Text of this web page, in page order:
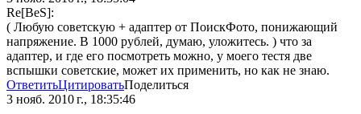
Re[BeS]:
( Любую советскую + адаптер от ПоискФото, понижающий
напряжение. В 1000 рублей, думаю, уложитесь. ) что за
адаптер, и где его посмотреть можно, у моего тестя две
вспышки советские, может их применить, но как не знаю.
ОтветитьЦитироватьПоделиться
3 нояб. 2010 г., 18:35:46